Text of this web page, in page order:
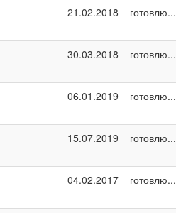
21.02.2018 готовлю...
30.03.2018 готовлю...
06.01.2019 готовлю...
15.07.2019 готовлю...
04.02.2017 готовлю...